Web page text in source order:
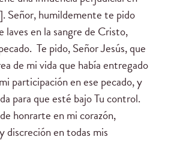
Señor, humildemente te pido
laves en la sangre de Cristo,
Te pido, Señor Jesús, que
de mi vida que había entregado
participación en ese pecado, y
para que esté bajo Tu control.
honrarte en mi corazón,
discreción en todas mis